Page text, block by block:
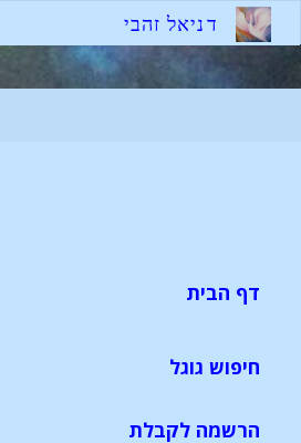
דניאל זהבי
דף הבית
חיפוש גוגל
הרשמה לקבלת